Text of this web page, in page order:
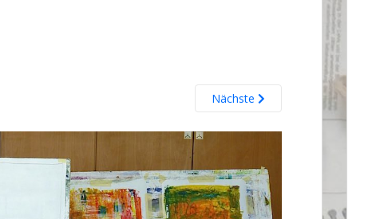
Nächste